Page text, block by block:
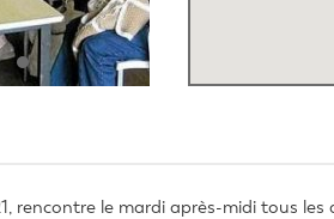
rencontre le mardi après-midi tous les